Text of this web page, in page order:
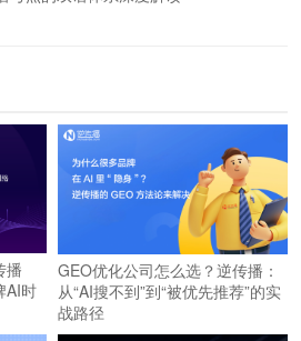
播
AI时
GEO优化公司怎么选？逆传播：
从“AI搜不到”到“被优先推荐”的实
战路径